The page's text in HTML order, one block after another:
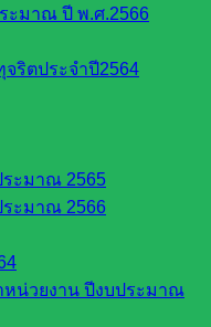
ะมาณ ปี พ.ศ.2566
ริตประจำปี2564
ะมาณ 2565
ะมาณ 2566
น่วยงาน ปีงบประมาณ